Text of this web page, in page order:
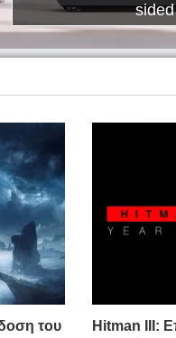
του
Hitman III: